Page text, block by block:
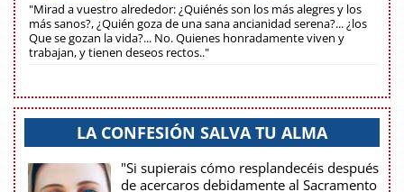
"Mirad a vuestro alrededor: ¿Quiénés son los más alegres y los
más sanos?, ¿Quién goza de una sana ancianidad serena?... ¿los
Que se gozan la vida?... No. Quienes honradamente viven y
trabajan, y tienen deseos rectos.."
LA CONFESIÓN SALVA TU ALMA
"Si supierais cómo resplandecéis después
de acercaros debidamente al Sacramento